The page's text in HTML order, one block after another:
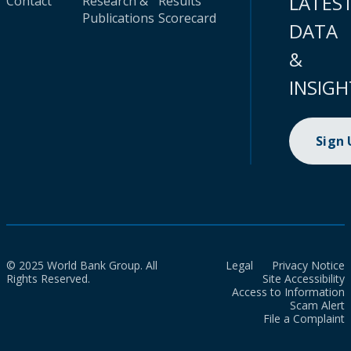
Publications Scorecard
DATA
&
Sign
© 2025 World Bank Group. All
Rights Reserved.
Legal
Privacy Notice
Site Accessibility
Access to Information
Scam Alert
File a Complaint